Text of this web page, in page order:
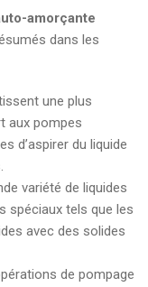
amorçante
dans les
une plus
aux pompes
d’aspirer du liquide
variété de liquides
spéciaux tels que les
avec des solides
de pompage